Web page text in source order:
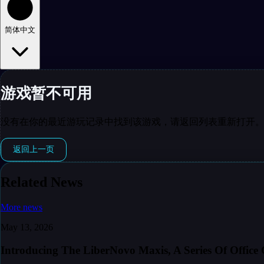
简体中文
游戏暂不可用
没有在你的最近游玩记录中找到该游戏，请返回列表重新打开。
返回上一页
Related News
More news
May 13, 2026
Introducing The LiberNovo Maxis, A Series Of Office